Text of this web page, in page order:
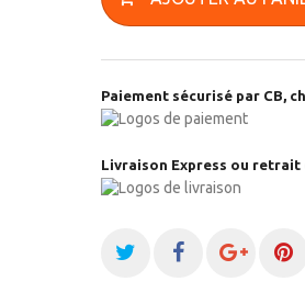
Paiement sécurisé par CB,
Livraison Express ou retrait